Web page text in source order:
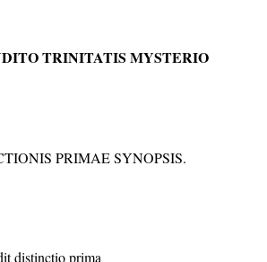
TRINITATIS MYSTERIO
PRIMAE SYNOPSIS.
distinctio prima